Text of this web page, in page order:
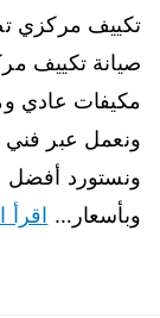
تكييف مركزي
صيانة تكييف
مكيفات عادي
ونعمل عبر
ونستورد أفضل
وبأسعار… اقرأ